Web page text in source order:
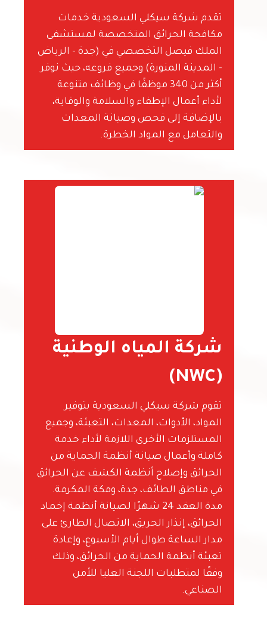
تقدم شركة سيكلي السعودية خدمات
مكافحة الحرائق المتخصصة لمستشفى
الملك فيصل التخصصي في (جدة - الرياض
- المدينة المنورة) وجميع فروعه، حيث نوفر
أكثر من 340 موظفًا في وظائف متنوعة
لأداء أعمال الإطفاء والسلامة والوقاية،
بالإضافة إلى فحص وصيانة المعدات
والتعامل مع المواد الخطرة.
شركة المياه الوطنية
(NWC)
تقوم شركة سيكلي السعودية بتوفير
المواد، الأدوات، المعدات، التعبئة، وجميع
المستلزمات الأخرى اللازمة لأداء خدمة
كاملة وأعمال صيانة أنظمة الحماية من
الحرائق وإصلاح أنظمة الكشف عن الحرائق
في مناطق الطائف، جدة، ومكة المكرمة.
مدة العقد 24 شهرًا لصيانة أنظمة إخماد
الحرائق، إنذار الحريق، الاتصال الطارئ على
مدار الساعة طوال أيام الأسبوع، وإعادة
تعبئة أنظمة الحماية من الحرائق، وذلك
وفقًا لمتطلبات اللجنة العليا للأمن
الصناعي.